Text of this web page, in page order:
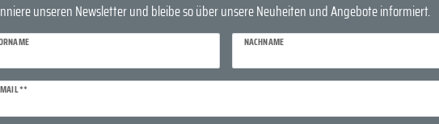
unseren Newsletter und bleibe so über unsere Neuheiten und Angebote informiert.
NACHNAME
**